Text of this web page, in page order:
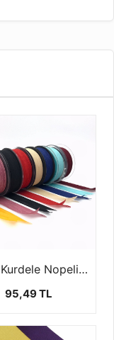
Keten Kurdele Nopeli (2.5cm-20 mt)
95,49 TL